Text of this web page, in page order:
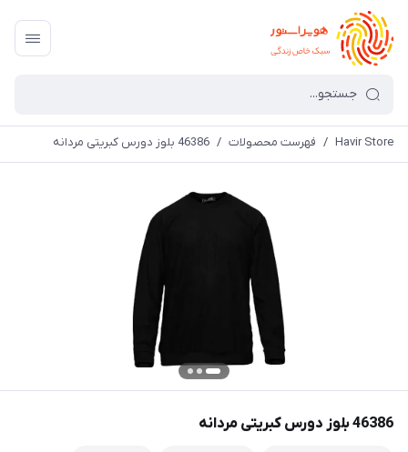
Havir Store
/ فهرست محصولات / 46386 بلوز دورس کبریتی مردانه
46386 بلوز دورس کبریتی مردانه